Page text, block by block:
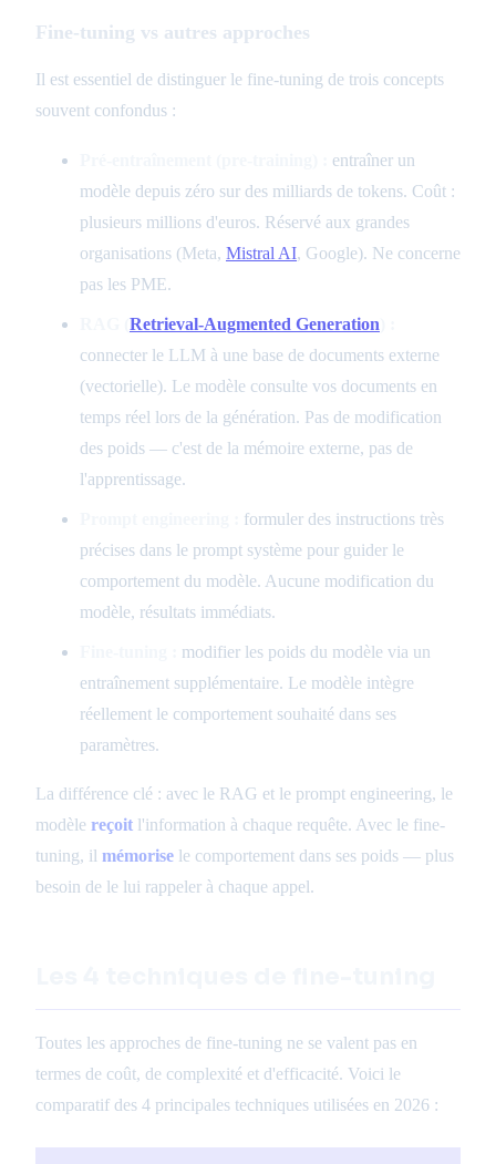
Fine-tuning vs autres approches
Il est essentiel de distinguer le fine-tuning de trois concepts
souvent confondus :
entraîner un
modèle depuis zéro sur des milliards de tokens. Coût :
plusieurs millions d'euros. Réservé aux grandes
organisations (Meta, Mistral AI, Google). Ne concerne
pas les PME.
Retrieval-Augmented Generation
connecter le LLM à une base de documents externe
(vectorielle). Le modèle consulte vos documents en
temps réel lors de la génération. Pas de modification
des poids — c'est de la mémoire externe, pas de
l'apprentissage.
formuler des instructions très
précises dans le prompt système pour guider le
comportement du modèle. Aucune modification du
modèle, résultats immédiats.
modifier les poids du modèle via un
entraînement supplémentaire. Le modèle intègre
réellement le comportement souhaité dans ses
paramètres.
La différence clé : avec le RAG et le prompt engineering, le
modèle reçoit l'information à chaque requête. Avec le fine-
tuning, il mémorise le comportement dans ses poids — plus
besoin de le lui rappeler à chaque appel.
Toutes les approches de fine-tuning ne se valent pas en
termes de coût, de complexité et d'efficacité. Voici le
comparatif des 4 principales techniques utilisées en 2026 :